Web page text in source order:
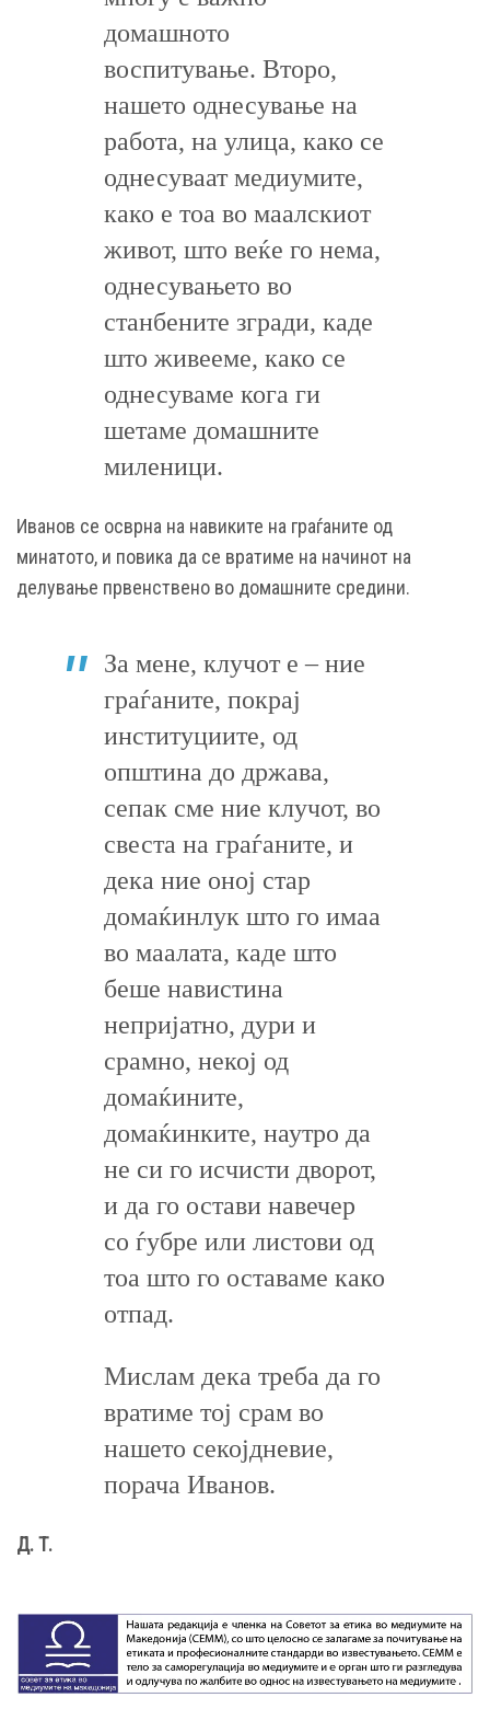
домашното
воспитување. Второ,
нашето однесување на
работа, на улица, како се
однесуваат медиумите,
како е тоа во маалскиот
живот, што веќе го нема,
однесувањето во
станбените згради, каде
што живееме, како се
однесуваме кога ги
шетаме домашните
миленици.
Иванов се осврна на навиките на граѓаните од
минатото, и повика да се вратиме на начинот на
делување првенствено во домашните средини.
За мене, клучот е – ние
граѓаните, покрај
институциите, од
општина до држава,
сепак сме ние клучот, во
свеста на граѓаните, и
дека ние оној стар
домаќинлук што го имаа
во маалата, каде што
беше навистина
непријатно, дури и
срамно, некој од
домаќините,
домаќинките, наутро да
не си го исчисти дворот,
и да го остави навечер
со ѓубре или листови од
тоа што го оставаме како
отпад.
Мислам дека треба да го
вратиме тој срам во
нашето секојдневие,
порача Иванов.
Д. Т.